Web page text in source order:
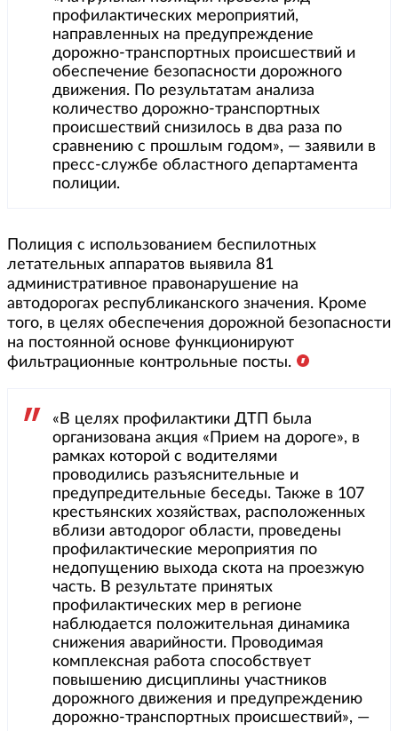
профилактических мероприятий,
направленных на предупреждение
дорожно-транспортных происшествий и
обеспечение безопасности дорожного
движения. По результатам анализа
количество дорожно-транспортных
происшествий снизилось в два раза по
сравнению с прошлым годом», — заявили в
пресс-службе областного департамента
полиции.
Полиция с использованием беспилотных
летательных аппаратов выявила 81
административное правонарушение на
автодорогах республиканского значения. Кроме
того, в целях обеспечения дорожной безопасности
на постоянной основе функционируют
фильтрационные контрольные посты.
«В целях профилактики ДТП была
организована акция «Прием на дороге», в
рамках которой с водителями
проводились разъяснительные и
предупредительные беседы. Также в 107
крестьянских хозяйствах, расположенных
вблизи автодорог области, проведены
профилактические мероприятия по
недопущению выхода скота на проезжую
часть. В результате принятых
профилактических мер в регионе
наблюдается положительная динамика
снижения аварийности. Проводимая
комплексная работа способствует
повышению дисциплины участников
дорожного движения и предупреждению
дорожно-транспортных происшествий», —